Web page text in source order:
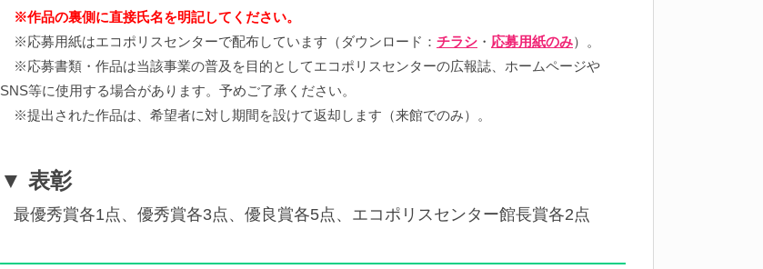
※作品の裏側に直接氏名を明記してください。
※応募用紙はエコポリスセンターで配布しています（ダウンロード： チラシ ・ 応募用紙のみ）。
※応募書類・作品は当該事業の普及を目的としてエコポリスセンターの広報誌、ホームページや
SNS等に使用する場合があります。予めご了承ください。
※提出された作品は、希望者に対し期間を設けて返却します（来館でのみ）。
▼ 表彰
最優秀賞各1点、優秀賞各3点、優良賞各5点、エコポリスセンター館長賞各2点